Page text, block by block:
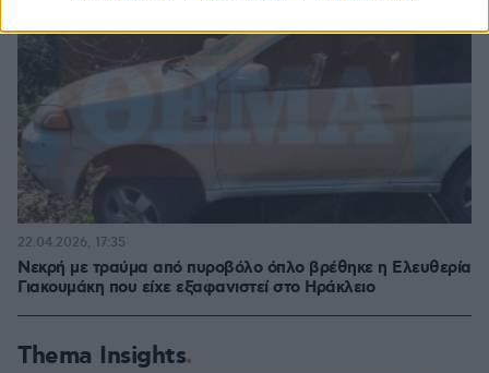
Νεκρή με τραύμα από πυροβόλο όπλο βρέθηκε η Ελευθερία
Γιακουμάκη που είχε εξαφανιστεί στο Ηράκλειο
22.04.2026, 17:35
Thema Insights